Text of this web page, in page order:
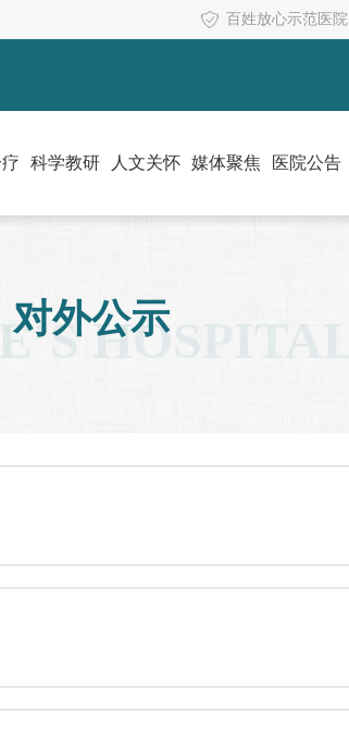
百姓放心示范医院
科学教研 人文关怀 媒体聚焦 医院公告
对外公示HOSPITAL